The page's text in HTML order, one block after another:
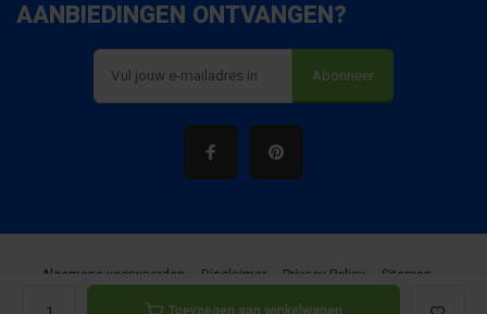
AANBIEDINGEN ONTVANGEN?
Abonneer
Algemene voorwaarden Disclaimer Privacy Policy Sitemap